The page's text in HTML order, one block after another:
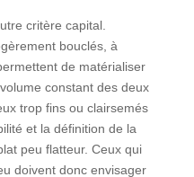
critère capital.
bouclés, à
de matérialiser
constant des deux
trop fins ou clairsemés
et la définition de la
peu flatteur. Ceux qui
doivent donc envisager